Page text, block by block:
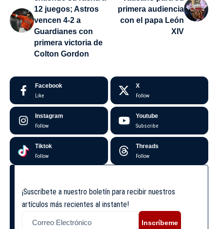
12 juegos; Astros
vencen 4-2 a
Guardianes con
primera victoria de
Colton Gordon
primera audiencia
con el papa León
XIV
Facebook
Like
X
Follow
Instagram
Follow
Youtube
Subscribe
Tiktok
Follow
Threads
Follow
¡Suscríbete a nuestro boletín para recibir nuestros
artículos más recientes al instante!
Inscríbeme